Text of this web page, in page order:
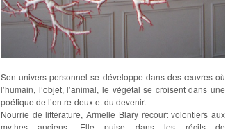
Son univers personnel se développe dans des œuvres où
l’humain, l’objet, l’animal, le végétal se croisent dans une
poétique de l’entre-deux et du devenir.
Nourrie de littérature, Armelle Blary recourt volontiers aux